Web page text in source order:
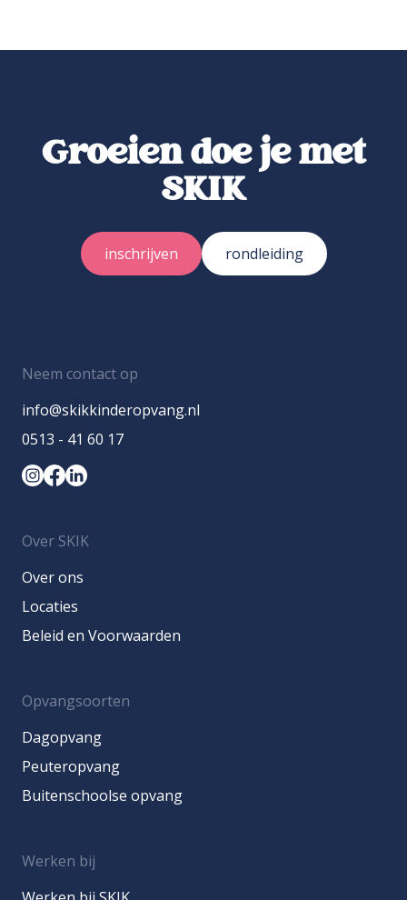
Groeien doe je met
SKIK
inschrijven rondleiding
Neem contact op
info@skikkinderopvang.nl
0513 - 41 60 17
Over SKIK
Over ons
Locaties
Beleid en Voorwaarden
Opvangsoorten
Dagopvang
Peuteropvang
Buitenschoolse opvang
Werken bij